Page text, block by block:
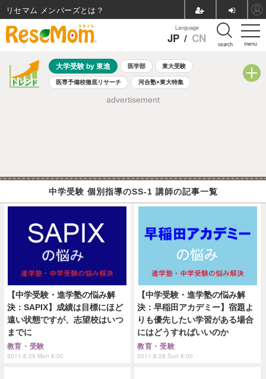
menu
Language
JP / CN search
大学受験 by 東進 医学部 東大受験
医専予備校徹底リサーチ 河合塾×東大特集
高校受験 中学受験
advertisement
中学受験 個別指導のSS-1 講師の記事一覧
【中学受験・進学塾の悩み解
決：SAPIX】成績は目標にほど
遠い状態ですが、志望校はいつ
までに
教育・受験
2011.8.29 Mon 8:00
【中学受験・進学塾の悩み解
決：早稲田アカデミー】宿題よ
りも優先したい学習がある場合
にはどうすればいいのか
教育・受験
2011.8.28 Sun 8:00
リセマム メンバーズ